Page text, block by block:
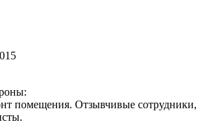
помещения. Отзывчивые сотрудники,